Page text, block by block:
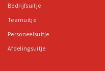
Bedrijfsuitje
Teamuitje
Personeelsuitje
Afdelingsuitje